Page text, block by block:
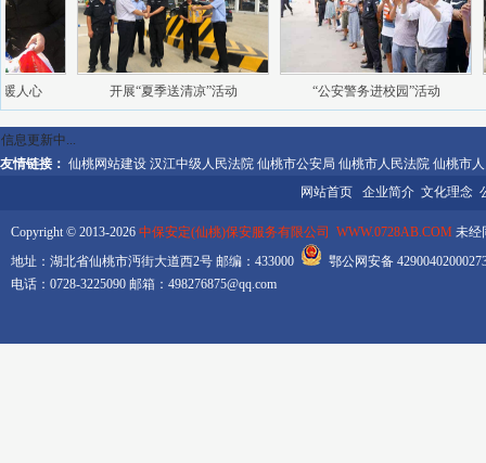
心 开展“夏季送清凉”活动 “公安警务进校园”活动
信息更新中...
友情链接： 仙桃网站建设 汉江中级人民法院 仙桃市公安局 仙桃市人民法院 仙桃市
网站首页
企业简介 文化理念
Copyright © 2013-2026 中保安定(仙桃)保安服务有限公司 WWW.0728AB.COM 未经
地址：湖北省仙桃市沔街大道西2号 邮编：433000
鄂公网安备
电话：0728-3225090 邮箱：498276875@qq.com